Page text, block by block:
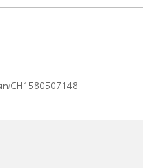
CH1580507148